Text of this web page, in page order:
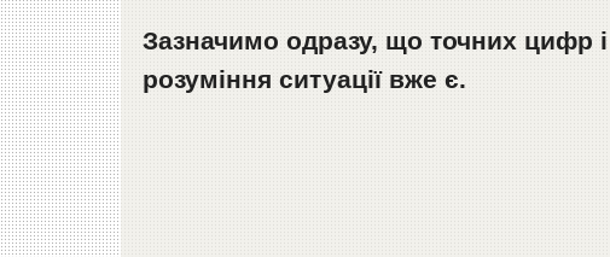
Зазначимо одразу, що точних цифр
розуміння ситуації вже є.